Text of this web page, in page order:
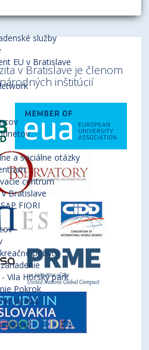
služby
EU v Bratislave
a sociálne otázky
centrum
Bratislave
FIORI
pobyty
Vila Horský park
Pokrok
Jarabá
v Bratislave je členom
inštitúcií